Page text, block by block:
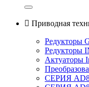
 Приводная
Редукторы
Редукторы
Актуаторы
СЕРИЯ